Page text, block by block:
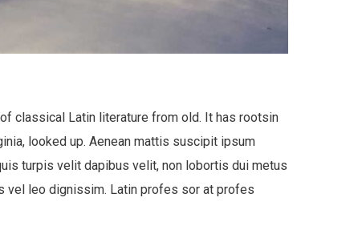
classical Latin literature from old. It has rootsin
looked up. Aenean mattis suscipit ipsum
turpis velit dapibus velit, non lobortis dui metus
vel leo dignissim. Latin profes sor at profes